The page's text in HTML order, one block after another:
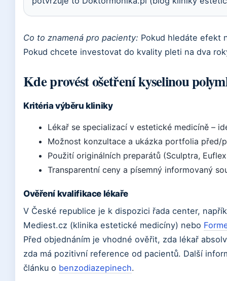
Co to znamená pro pacienty: Pokud hledáte efekt
Pokud chcete investovat do kvality pleti na dva
Kde provést ošetření kyselinou
Kritéria výběru kliniky
Lékař se specializací v estetické medicíně –
Možnost konzultace a ukázka portfolia před/
Použití originálních preparátů (Sculptra,
Transparentní ceny a písemný informovaný
Ověření kvalifikace lékaře
V České republice je k dispozici řada center,
Mediest.cz (klinika estetické medicíny) nebo
Před objednáním je vhodné ověřit, zda lékař
zda má pozitivní reference od pacientů. Další
článku o benzodiazepinech.